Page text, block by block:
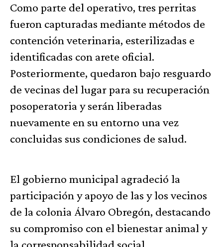
Como parte del operativo, tres perritas
fueron capturadas mediante métodos de
contención veterinaria, esterilizadas e
identificadas con arete oficial.
Posteriormente, quedaron bajo resguardo
de vecinas del lugar para su recuperación
posoperatoria y serán liberadas
nuevamente en su entorno una vez
concluidas sus condiciones de salud.
El gobierno municipal agradeció la
participación y apoyo de las y los vecinos
de la colonia Álvaro Obregón, destacando
su compromiso con el bienestar animal y